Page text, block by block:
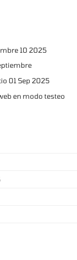
10 2025
01 Sep 2025
en modo testeo